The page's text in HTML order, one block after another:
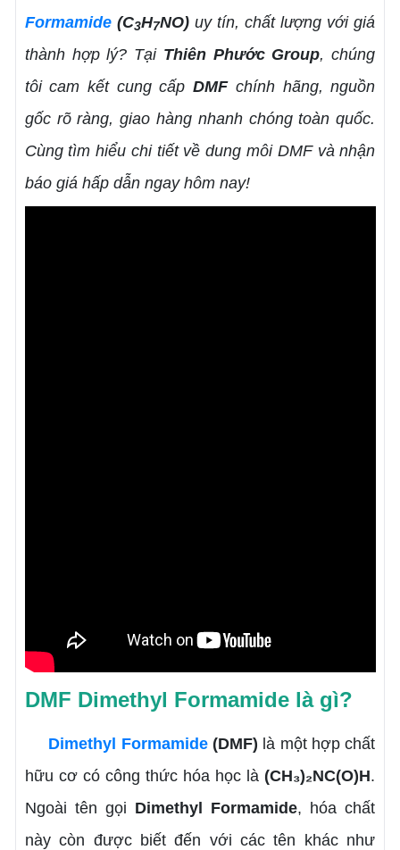
Formamide(C3H7NO)uy tín, chất lượng với giá
thành hợp lý? Tại Thiên Phước Group, chúng
tôi cam kết cung cấpDMFchính hãng, nguồn
gốc rõ ràng, giao hàng nhanh chóng toàn quốc.
Cùng tìm hiểu chi tiết về dung môi DMF và nhận
báo giá hấp dẫn ngay hôm nay!
DMF Dimethyl Formamide là gì?
Dimethyl Formamide(DMF) là một hợp chất
hữu cơ có công thức hóa học là (CH₃)₂NC(O)H.
Ngoài tên gọi Dimethyl Formamide, hóa chất
này còn được biết đến với các tên khác như